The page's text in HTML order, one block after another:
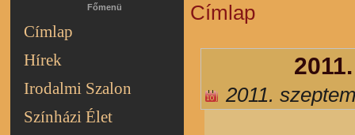
Főmenü
Címlap
Hírek
Irodalmi Szalon
Színházi Élet
Jelenlegi hely
Címlap
2011.